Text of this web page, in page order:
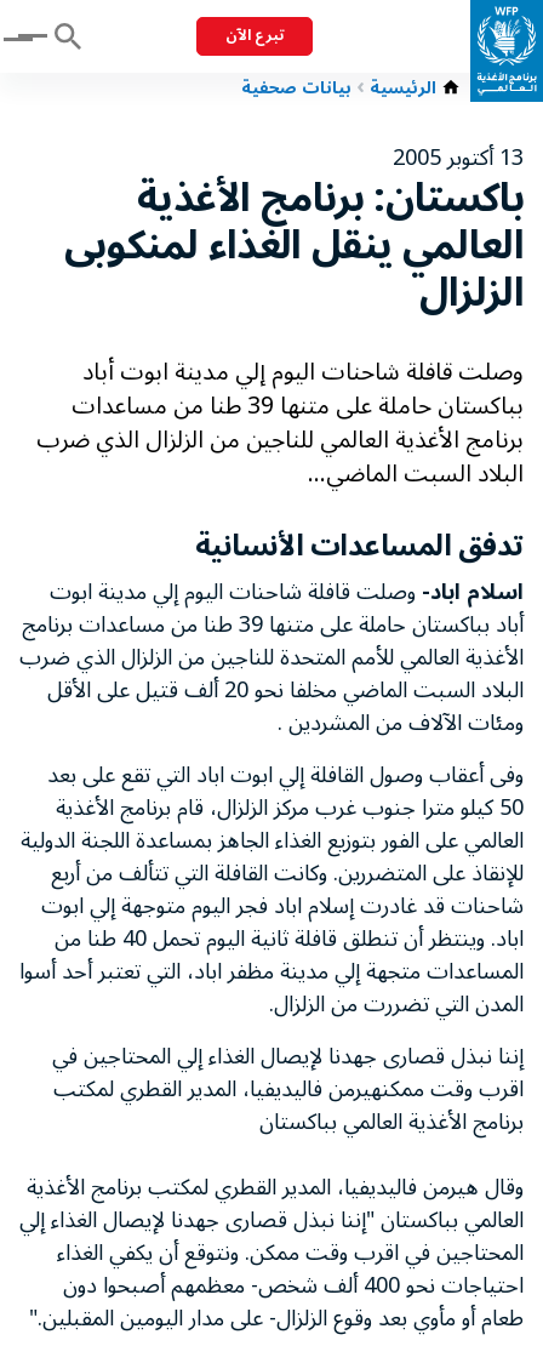
تبرع الآن Menu
الرئيسية بيانات صحفية
13 أكتوبر 2005
باكستان: برنامج الأغذية
العالمي ينقل الغذاء لمنكوبى
الزلزال
وصلت قافلة شاحنات اليوم إلي مدينة ابوت أباد
بباكستان حاملة على متنها 39 طنا من مساعدات
برنامج الأغذية العالمي للناجين من الزلزال الذي ضرب
البلاد السبت الماضي...
تدفق المساعدات الأنسانية
اسلام اباد-وصلت قافلة شاحنات اليوم إلي مدينة ابوت
أباد بباكستان حاملة على متنها 39 طنا من مساعدات برنامج
الأغذية العالمي للأمم المتحدة للناجين من الزلزال الذي ضرب
البلاد السبت الماضي مخلفا نحو 20 ألف قتيل على الأقل
ومئات الآلاف من المشردين .
وفى أعقاب وصول القافلة إلي ابوت اباد التي تقع على بعد
50 كيلو مترا جنوب غرب مركز الزلزال، قام برنامج الأغذية
العالمي على الفور بتوزيع الغذاء الجاهز بمساعدة اللجنة الدولية
للإنقاذ على المتضررين. وكانت القافلة التي تتألف من أربع
شاحنات قد غادرت إسلام اباد فجر اليوم متوجهة إلي ابوت
اباد. وينتظر أن تنطلق قافلة ثانية اليوم تحمل 40 طنا من
المساعدات متجهة إلي مدينة مظفر اباد، التي تعتبر أحد أسوا
المدن التي تضررت من الزلزال.
إننا نبذل قصارى جهدنا لإيصال الغذاء إلي المحتاجين في
اقرب وقت ممكنهيرمن فاليديفيا، المدير القطري لمكتب
برنامج الأغذية العالمي بباكستان
وقال هيرمن فاليديفيا، المدير القطري لمكتب برنامج الأغذية
العالمي بباكستان "إننا نبذل قصارى جهدنا لإيصال الغذاء إلي
المحتاجين في اقرب وقت ممكن. ونتوقع أن يكفي الغذاء
احتياجات نحو 400 ألف شخص- معظمهم أصبحوا دون
طعام أو مأوي بعد وقوع الزلزال- على مدار اليومين المقبلين."